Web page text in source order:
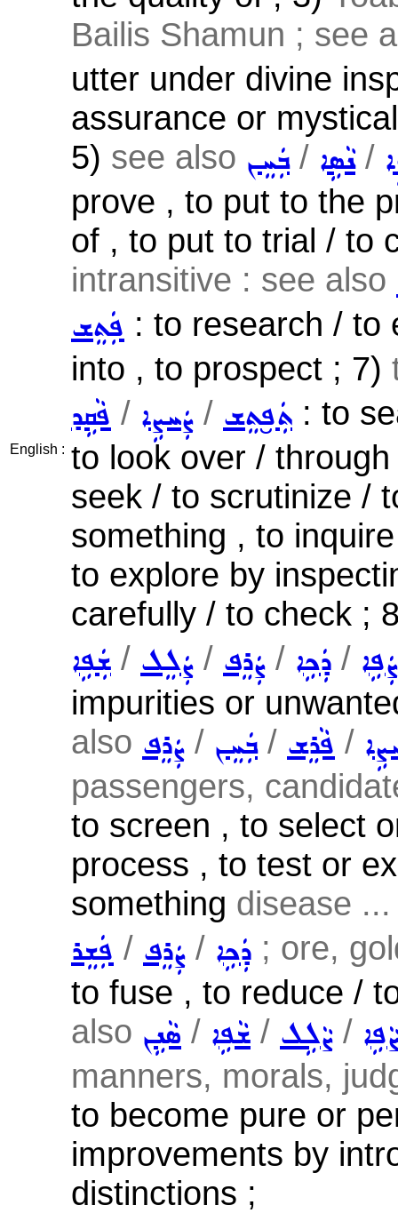
English :
Bailis Shamun ; see
utter under divine
assurance or
5) see also ܒܲܚܸܢ/ ܢܵܣܹܐ/
prove , to put to the
of , to put to trial / to
intransitive : see also
ܦܲܬܸܫ : to research / to
into , to prospect ; 7)
ܦܵܩܹܕ / ܨܲܚܨܹܐ / ܬܲܦ̮ܬܸܫ : to
to look over /
seek / to scrutinize /
something , to
to explore by
carefully / to check ;
ܫܲܦܹܐ / ܨܲܠܸܠ / ܨܲܪܸܦ / ܕܲܟܹܐ / ܨܲܦܹܐ
impurities or
also ܨܲܪܸܦ / ܒܲܚܸܢ/ ܦܵܪܸܫ /
passengers,
to screen , to select
process , to test or
something disease ...
ܦܲܫܸܪ / ܨܲܪܸܦ / ܕܲܟܹܐ ; ore,
to fuse , to reduce /
also ܣܵܢܹܢ / ܫܵܦܹܐ / ܨܵܠܹܠ /
manners, morals,
to become pure or
improvements by
distinctions ;